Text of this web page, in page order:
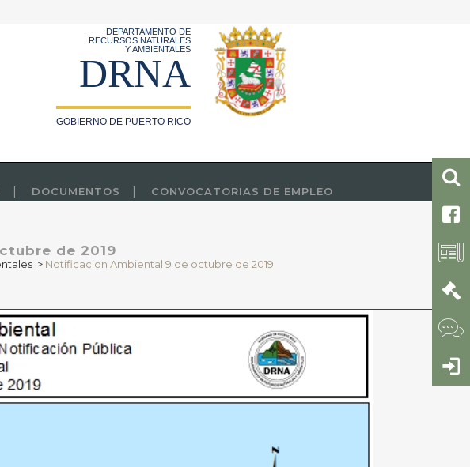
DEPARTAMENTO DE
RECURSOS NATURALES
Y AMBIENTALES
DRNA
GOBIERNO DE PUERTO RICO
DOCUMENTOS CONVOCATORIAS DE EMPLEO
de 2019
> Notificacion Ambiental 9 de octubre de 2019